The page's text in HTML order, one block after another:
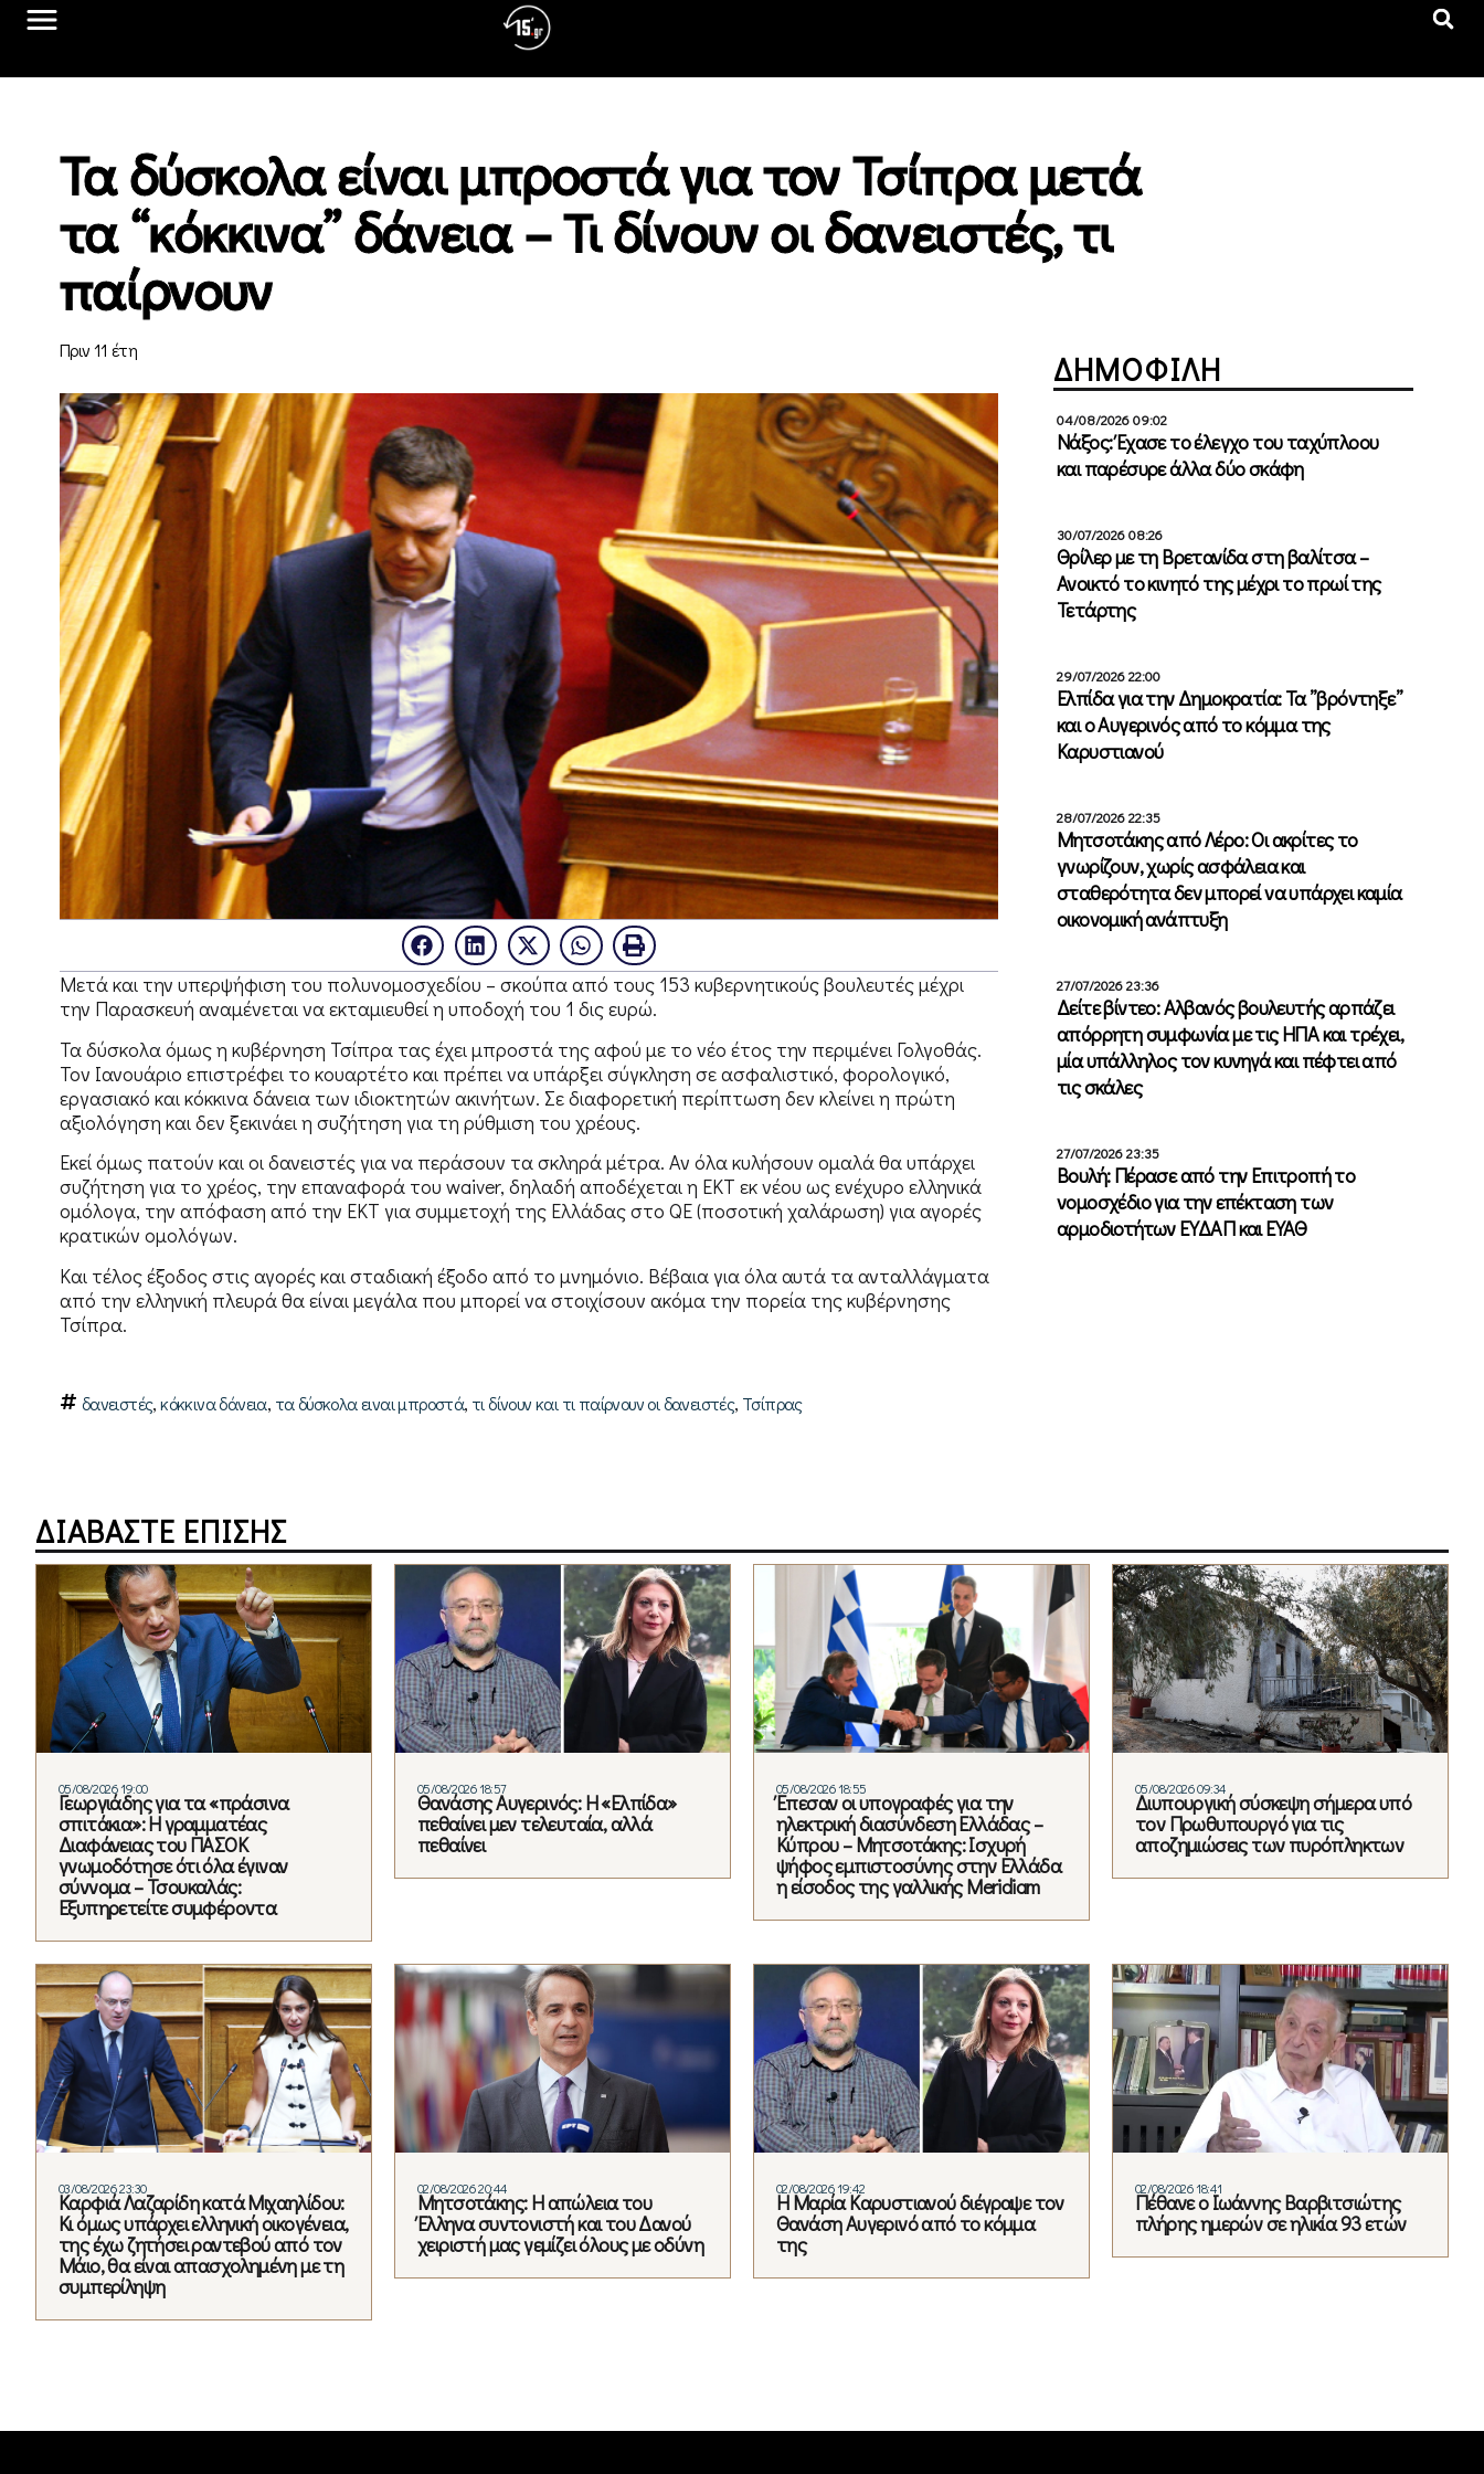
Τα δύσκολα είναι μπροστά για τον Τσίπρα μετά
τα “κόκκινα” δάνεια – Τι δίνουν οι δανειστές, τι
παίρνουν
Πριν 11 έτη
Μετά και την υπερψήφιση του πολυνομοσχεδίου – σκούπα από τους 153 κυβερνητικούς βουλευτές μέχρι
την Παρασκευή αναμένεται να εκταμιευθεί η υποδοχή του 1 δις ευρώ.
Τα δύσκολα όμως η κυβέρνηση Τσίπρα τας έχει μπροστά της αφού με το νέο έτος την περιμένει Γολγοθάς.
Τον Ιανουάριο επιστρέφει το κουαρτέτο και πρέπει να υπάρξει σύγκληση σε ασφαλιστικό, φορολογικό,
εργασιακό και κόκκινα δάνεια των ιδιοκτητών ακινήτων. Σε διαφορετική περίπτωση δεν κλείνει η πρώτη
αξιολόγηση και δεν ξεκινάει η συζήτηση για τη ρύθμιση του χρέους.
Εκεί όμως πατούν και οι δανειστές για να περάσουν τα σκληρά μέτρα. Αν όλα κυλήσουν ομαλά θα υπάρχει
συζήτηση για το χρέος, την επαναφορά του waiver, δηλαδή αποδέχεται η ΕΚΤ εκ νέου ως ενέχυρο ελληνικά
ομόλογα, την απόφαση από την ΕΚΤ για συμμετοχή της Ελλάδας στο QE (ποσοτική χαλάρωση) για αγορές
κρατικών ομολόγων.
Και τέλος έξοδος στις αγορές και σταδιακή έξοδο από το μνημόνιο. Βέβαια για όλα αυτά τα ανταλλάγματα
από την ελληνική πλευρά θα είναι μεγάλα που μπορεί να στοιχίσουν ακόμα την πορεία της κυβέρνησης
Τσίπρα.
δανειστές,κόκκινα δάνεια, τα δύσκολα ειναι μπροστά, τι δίνουν και τι παίρνουν οι δανειστές, Τσίπρας
ΔΗΜΟΦΙΛΗ
04/08/2026 09:02
Νάξος: Έχασε το έλεγχο του ταχύπλοου
και παρέσυρε άλλα δύο σκάφη
30/07/2026 08:26
Θρίλερ με τη Βρετανίδα στη βαλίτσα –
Ανοικτό το κινητό της μέχρι το πρωί της
Τετάρτης
29/07/2026 22:00
Ελπίδα για την Δημοκρατία: Τα ”βρόντηξε”
και ο Αυγερινός από το κόμμα της
Καρυστιανού
28/07/2026 22:35
Μητσοτάκης από Λέρο: Οι ακρίτες το
γνωρίζουν, χωρίς ασφάλεια και
σταθερότητα δεν μπορεί να υπάρχει καμία
οικονομική ανάπτυξη
27/07/2026 23:36
Δείτε βίντεο: Αλβανός βουλευτής αρπάζει
απόρρητη συμφωνία με τις ΗΠΑ και τρέχει,
μία υπάλληλος τον κυνηγά και πέφτει από
τις σκάλες
27/07/2026 23:35
Βουλή: Πέρασε από την Επιτροπή το
νομοσχέδιο για την επέκταση των
αρμοδιοτήτων ΕΥΔΑΠ και ΕΥΑΘ
ΔΙΑΒΑΣΤΕ ΕΠΙΣΗΣ
05/08/2026 19:00
Γεωργιάδης για τα «πράσινα
σπιτάκια»: Η γραμματέας
Διαφάνειας του ΠΑΣΟΚ
γνωμοδότησε ότι όλα έγιναν
σύννομα – Τσουκαλάς:
Εξυπηρετείτε συμφέροντα
05/08/2026 18:57
Θανάσης Αυγερινός: Η «Ελπίδα»
πεθαίνει μεν τελευταία, αλλά
πεθαίνει
05/08/2026 18:55
Έπεσαν οι υπογραφές για την
ηλεκτρική διασύνδεση Ελλάδας –
Κύπρου – Μητσοτάκης: Ισχυρή
ψήφος εμπιστοσύνης στην Ελλάδα
η είσοδος της γαλλικής Meridiam
05/08/2026 09:34
Διυπουργική σύσκεψη σήμερα υπό
τον Πρωθυπουργό για τις
αποζημιώσεις των πυρόπληκτων
03/08/2026 23:30
Καρφιά Λαζαρίδη κατά Μιχαηλίδου:
Κι όμως υπάρχει ελληνική οικογένεια,
της έχω ζητήσει ραντεβού από τον
Μάιο, θα είναι απασχολημένη με τη
συμπερίληψη
02/08/2026 20:44
Μητσοτάκης: Η απώλεια του
Έλληνα συντονιστή και του Δανού
χειριστή μας γεμίζει όλους με οδύνη
02/08/2026 19:42
Η Μαρία Καρυστιανού διέγραψε τον
Θανάση Αυγερινό από το κόμμα
της
02/08/2026 18:41
Πέθανε ο Ιωάννης Βαρβιτσιώτης
πλήρης ημερών σε ηλικία 93 ετών